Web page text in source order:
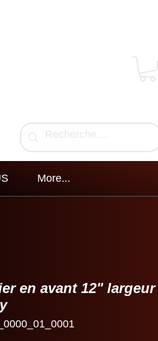
More...
en avant 12" largeur